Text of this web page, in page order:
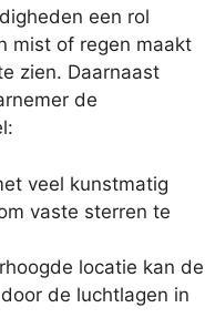
een rol
mist of regen maakt
zien. Daarnaast
de
veel kunstmatig
vaste sterren te
locatie kan de
de luchtlagen in